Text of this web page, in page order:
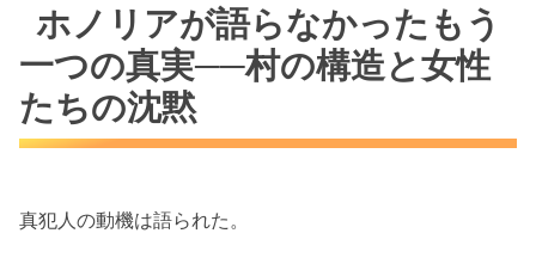
ホノリアが語らなかったもう
一つの真実──村の構造と女性
たちの沈黙
真犯人の動機は語られた。